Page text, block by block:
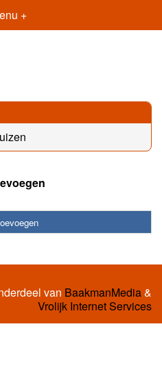
+
van BaakmanMedia&
Vrolijk Internet Services